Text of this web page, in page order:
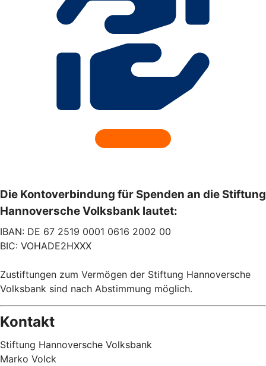
Die Kontoverbindung für Spenden an die Stiftung
Hannoversche Volksbank lautet:
IBAN: DE 67 2519 0001 0616 2002 00
BIC: VOHADE2HXXX
Zustiftungen zum Vermögen der Stiftung Hannoversche
Volksbank sind nach Abstimmung möglich.
Kontakt
Stiftung Hannoversche Volksbank
Marko Volck